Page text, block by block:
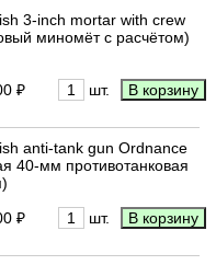
3-inch mortar with crew
миномёт с расчётом)
₽
шт.
anti-tank gun Ordnance
40-мм противотанковая
₽
шт.